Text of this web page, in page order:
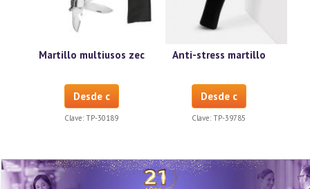
Martillo multiusos zec
Desde c
Clave: TP-30189
Anti-stress martillo
Desde c
Clave: TP-39785